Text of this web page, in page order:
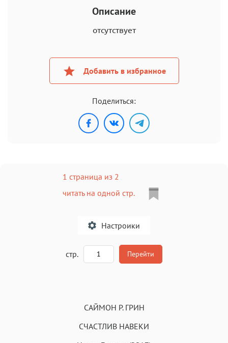
Описание
отсутствует
Добавить в избранное
Поделиться:
1 страница из 2
читать на одной стр.
Настроики
стр. Перейти
САЙМОН Р. ГРИН
СЧАСТЛИВ НАВЕКИ